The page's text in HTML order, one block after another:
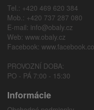
Tel.: +420 469 620 384
Mob.: +420 737 287 080
E-mail: info@obaly.cz
Web: www.obaly.cz
Facebook:
PROVOZNÍ DOBA:
PO - PÁ 7:00 - 15:30
Informácie